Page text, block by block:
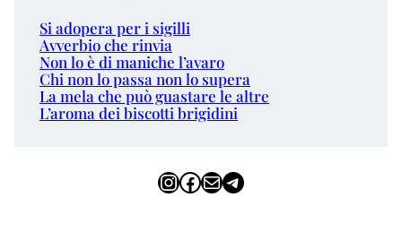
Si adopera per i sigilli
Avverbio che rinvia
Non lo è di maniche l’avaro
Chi non lo passa non lo supera
La mela che può guastare le altre
L’aroma dei biscotti brigidini
InstagramFacebook Email Telegram